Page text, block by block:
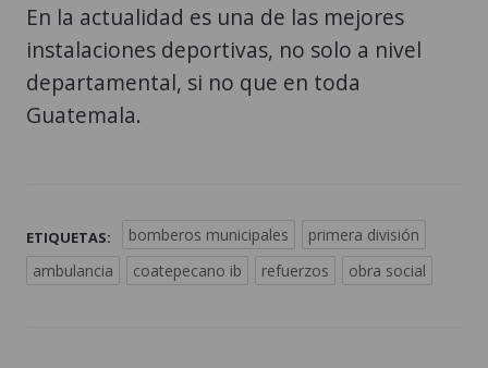
En la actualidad es una de las mejores
instalaciones deportivas, no solo a nivel
departamental, si no que en toda
Guatemala.
ETIQUETAS: bomberos municipales
primera división
ambulancia
coatepecano ib refuerzos obra social